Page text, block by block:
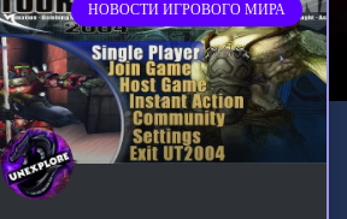
НОВОСТИ ИГРОВОГО МИРА